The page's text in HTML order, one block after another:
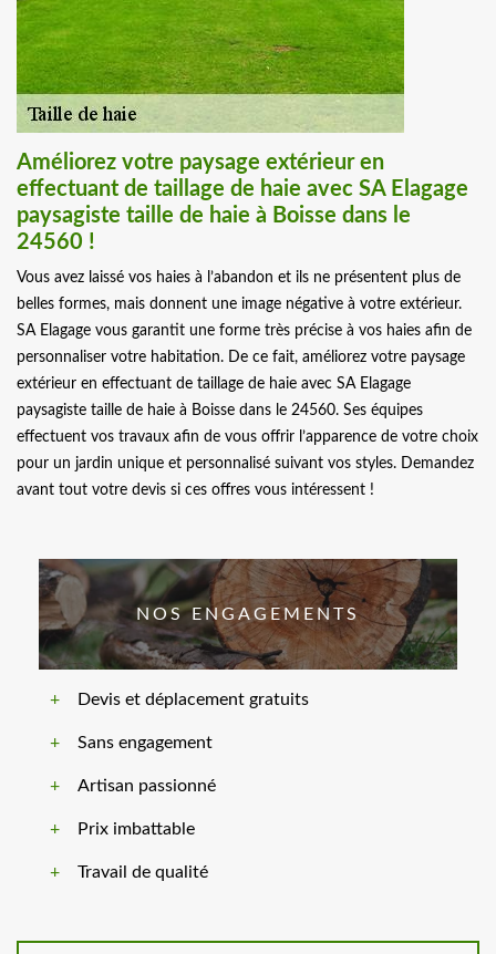
Améliorez votre paysage extérieur en
effectuant de taillage de haie avec SA Elagage
paysagiste taille de haie à Boisse dans le
24560 !
Vous avez laissé vos haies à l’abandon et ils ne présentent plus de
belles formes, mais donnent une image négative à votre extérieur.
SA Elagage vous garantit une forme très précise à vos haies afin de
personnaliser votre habitation. De ce fait, améliorez votre paysage
extérieur en effectuant de taillage de haie avec SA Elagage
paysagiste taille de haie à Boisse dans le 24560. Ses équipes
effectuent vos travaux afin de vous offrir l’apparence de votre choix
pour un jardin unique et personnalisé suivant vos styles. Demandez
avant tout votre devis si ces offres vous intéressent !
NOS ENGAGEMENTS
Devis et déplacement gratuits
Sans engagement
Artisan passionné
Prix imbattable
Travail de qualité